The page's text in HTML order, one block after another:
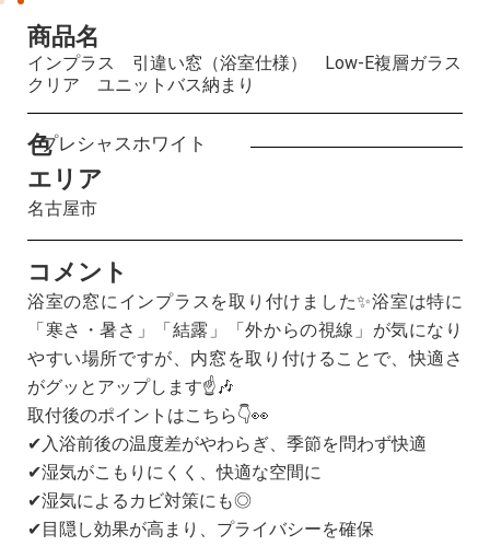
商品名
インプラス 引違い窓（浴室仕様） Low-E複層ガラス
クリア ユニットバス納まり
色プレシャスホワイト
エリア
名古屋市
コメント
浴室の窓にインプラスを取り付けました✨浴室は特に
「寒さ・暑さ」「結露」「外からの視線」が気になり
やすい場所ですが、内窓を取り付けることで、快適さ
がグッとアップします☝🎶
取付後のポイントはこちら👇👀
✔入浴前後の温度差がやわらぎ、季節を問わず快適
✔湿気がこもりにくく、快適な空間に
✔湿気によるカビ対策にも◎
✔目隠し効果が高まり、プライバシーを確保